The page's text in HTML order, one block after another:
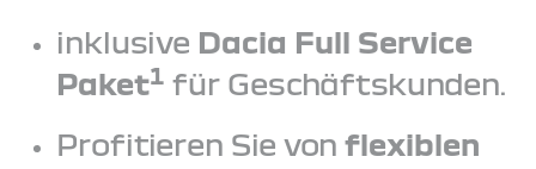
inklusive Dacia Full Service
Paket1 für Geschäftskunden.
Profitieren Sie von flexiblen